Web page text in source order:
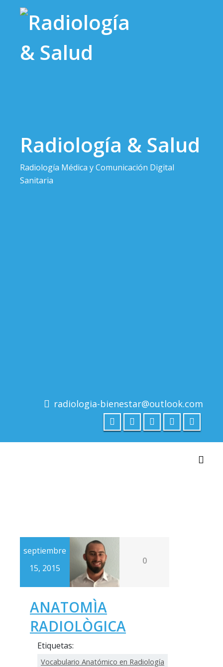
Saltar
contenido
Radiología & Salud
Radiología Médica y Comunicación Digital
Sanitaria
radiologia-bienestar@outlook.com
septiembre
15, 2015
0
ANATOMÌA
RADIOLÒGICA
Etiquetas:
Vocabulario Anatómico en Radiología